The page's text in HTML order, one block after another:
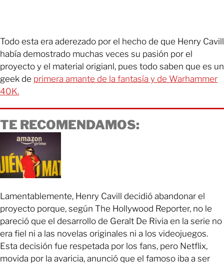
Todo esta era aderezado por el hecho de que Henry Cavill
había demostrado muchas veces su pasión por el
proyecto y el material origianl, pues todo saben que es un
geek de primera amante de la fantasía y de Warhammer
40K.
TE RECOMENDAMOS:
Lamentablemente, Henry Cavill decidió abandonar el
proyecto porque, según The Hollywood Reporter, no le
pareció que el desarrollo de Geralt De Rivia en la serie no
era fiel ni a las novelas originales ni a los videojuegos.
Esta decisión fue respetada por los fans, pero Netflix,
movida por la avaricia, anunció que el famoso iba a ser